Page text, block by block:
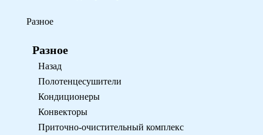
Разное
Разное
Назад
Полотенцесушители
Кондиционеры
Конвекторы
Приточно-очистительный комплекс